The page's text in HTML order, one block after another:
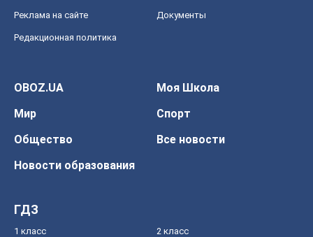
Реклама на сайте Документы
Редакционная политика
OBOZ.UA
Моя Школа
Мир
Спорт
Общество
Все новости
Новости образования
ГДЗ
1 класс 2 класс